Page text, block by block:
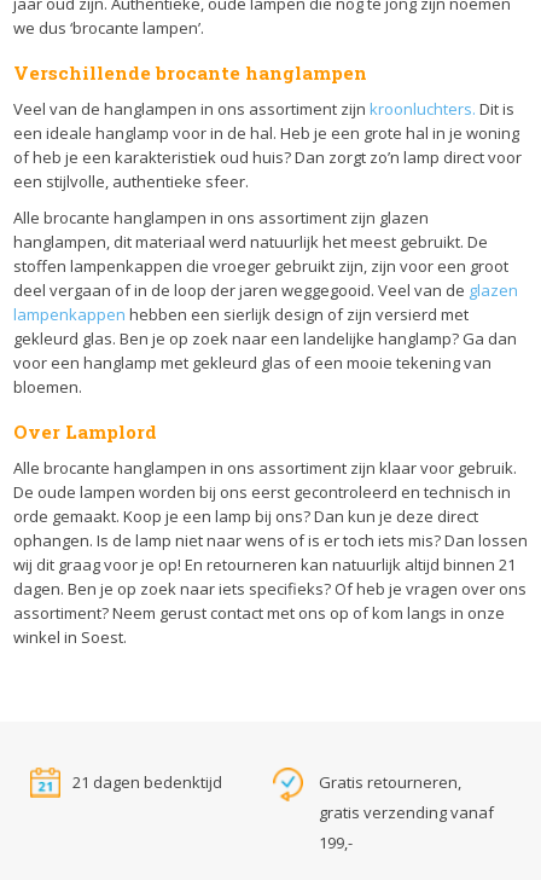
we dus ‘brocante lampen’.
Verschillende brocante hanglampen
Veel van de hanglampen in ons assortiment zijn kroonluchters. Dit is
een ideale hanglamp voor in de hal. Heb je een grote hal in je woning
of heb je een karakteristiek oud huis? Dan zorgt zo’n lamp direct voor
een stijlvolle, authentieke sfeer.
Alle brocante hanglampen in ons assortiment zijn glazen
hanglampen, dit materiaal werd natuurlijk het meest gebruikt. De
stoffen lampenkappen die vroeger gebruikt zijn, zijn voor een groot
deel vergaan of in de loop der jaren weggegooid. Veel van de glazen
lampenkappen hebben een sierlijk design of zijn versierd met
gekleurd glas. Ben je op zoek naar een landelijke hanglamp? Ga dan
voor een hanglamp met gekleurd glas of een mooie tekening van
bloemen.
Over Lamplord
Alle brocante hanglampen in ons assortiment zijn klaar voor gebruik.
De oude lampen worden bij ons eerst gecontroleerd en technisch in
orde gemaakt. Koop je een lamp bij ons? Dan kun je deze direct
ophangen. Is de lamp niet naar wens of is er toch iets mis? Dan lossen
wij dit graag voor je op! En retourneren kan natuurlijk altijd binnen 21
dagen. Ben je op zoek naar iets specifieks? Of heb je vragen over ons
assortiment? Neem gerust contact met ons op of kom langs in onze
winkel in Soest.
21 dagen bedenktijd
Gratis retourneren,
gratis verzending vanaf
199,-